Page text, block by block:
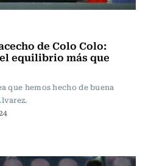
de Colo Colo:
equilibrio más que
que hemos hecho de buena